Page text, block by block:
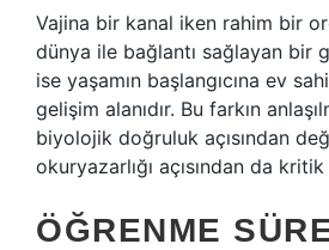
Vajina bir kanal iken rahim bir
dünya ile bağlantı sağlayan bir
ise yaşamın başlangıcına ev
gelişim alanıdır. Bu farkın
biyolojik doğruluk açısından
okuryazarlığı açısından da
ÖĞRENME